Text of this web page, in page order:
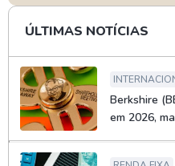
ÚLTIMAS NOTÍCIAS
Berkshire
em 2026,